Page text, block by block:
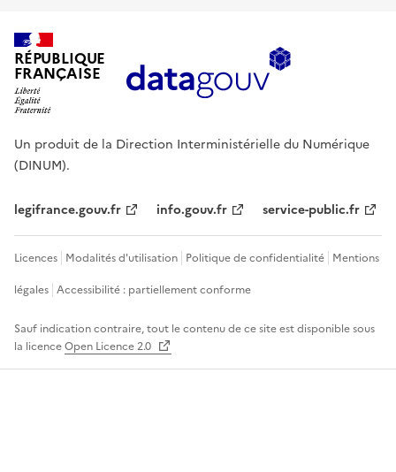
RÉPUBLIQUE
FRANÇAISE
Un produit de la Direction Interministérielle du Numérique
(DINUM).
legifrance.gouv.fr info.gouv.fr service-public.fr
Licences Modalités d'utilisation Politique de confidentialité Mentions
légales Accessibilité : partiellement conforme
Sauf indication contraire, tout le contenu de ce site est disponible sous
la licenceOpen Licence 2.0